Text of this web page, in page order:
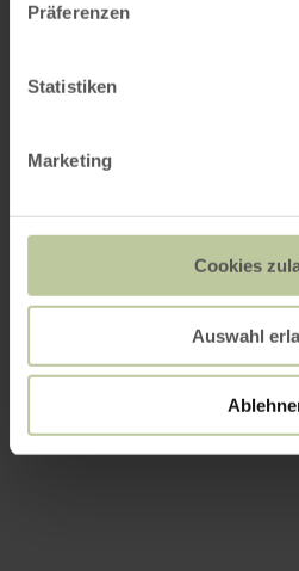
Präferenzen
Statistiken
Marketing
Cookies
Auswahl